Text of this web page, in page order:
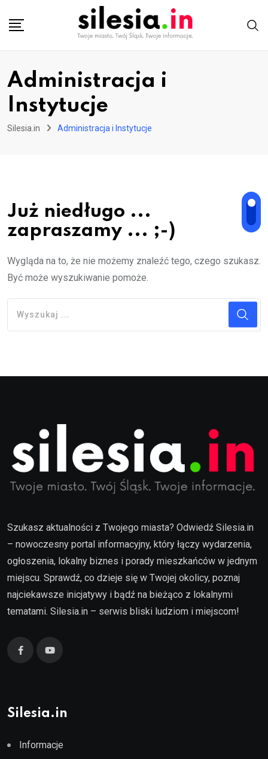
Administracja i
Instytucje
Silesia.in Administracja i Instytucje
Już niedługo ...
zapraszamy ... ;-)
Wygląda na to, że nie możemy znaleźć tego, czego szukasz.
Być może wyszukiwanie pomoże.
Szukasz aktualności z Twojego miasta? Odwiedź Silesia.in
– nowoczesny portal informacyjny, który łączy wydarzenia,
ogłoszenia, lokalny biznes i porady mieszkańców w jednym
miejscu. Sprawdź, co dzieje się w Twojej okolicy, poznaj
najciekawsze inicjatywy i bądź na bieżąco z lokalnymi
tematami. Silesia.in – serwis bliski ludziom i miejscom!
Silesia.in
Informacje